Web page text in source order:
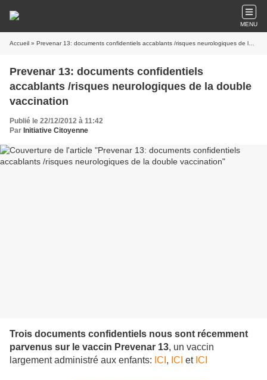
MENU
Accueil » Prevenar 13: documents confidentiels accablants /risques neurologiques de la double vaccination
Prevenar 13: documents confidentiels
accablants /risques neurologiques de la double
vaccination
Publié le 22/12/2012 à 11:42
Par Initiative Citoyenne
Trois documents confidentiels nous sont récemment
parvenus sur le vaccin Prevenar 13, un vaccin
largement administré aux enfants: ICI , ICI et ICI